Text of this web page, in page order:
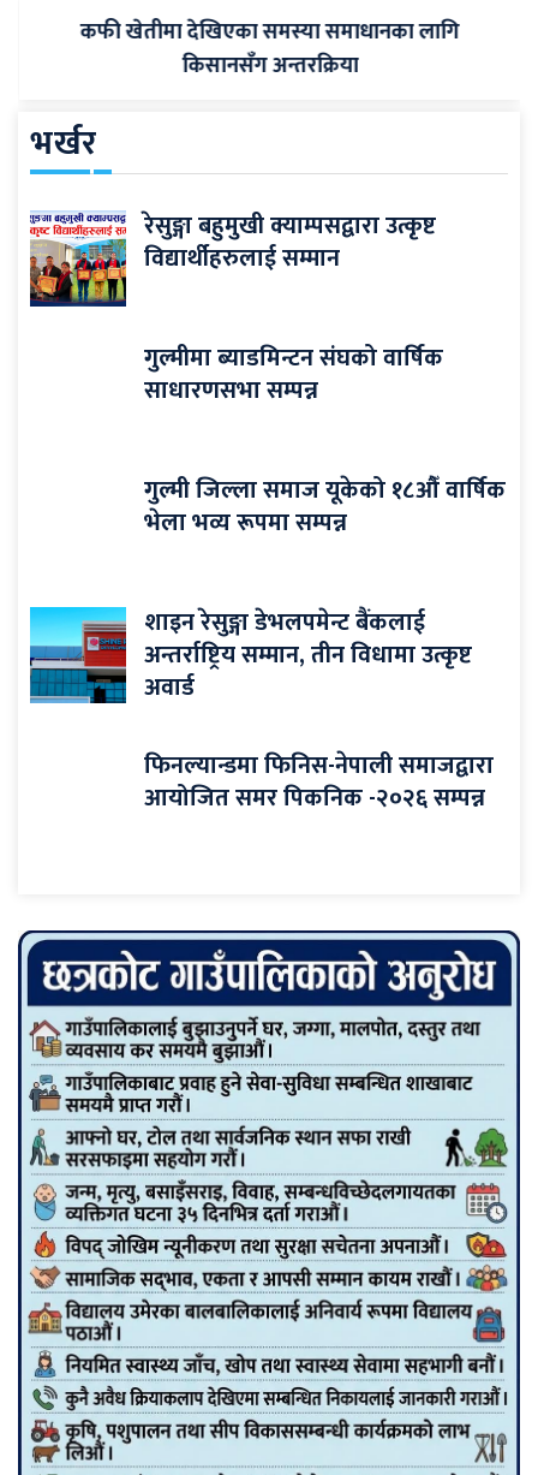
कफी खेतीमा देखिएका समस्या समाधानका लागि
किसानसँग अन्तरक्रिया
भर्खर
रेसुङ्गा बहुमुखी क्याम्पसद्वारा उत्कृष्ट
विद्यार्थीहरुलाई सम्मान
गुल्मीमा ब्याडमिन्टन संघको वार्षिक
साधारणसभा सम्पन्न
गुल्मी जिल्ला समाज यूकेको १८औँ वार्षिक
भेला भव्य रूपमा सम्पन्न
शाइन रेसुङ्गा डेभलपमेन्ट बैंकलाई
अन्तर्राष्ट्रिय सम्मान, तीन विधामा उत्कृष्ट
अवार्ड
फिनल्यान्डमा फिनिस-नेपाली समाजद्वारा
आयोजित समर पिकनिक -२०२६ सम्पन्न